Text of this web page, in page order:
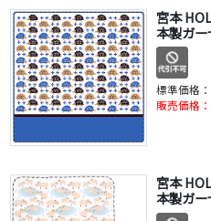
宮本
本製ガ
標準価格：
販売価格：
宮本
本製ガ